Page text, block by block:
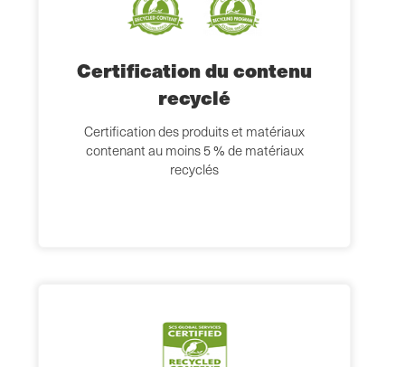
Certification du contenu
recyclé
Certification des produits et matériaux
contenant au moins 5 % de matériaux
recyclés